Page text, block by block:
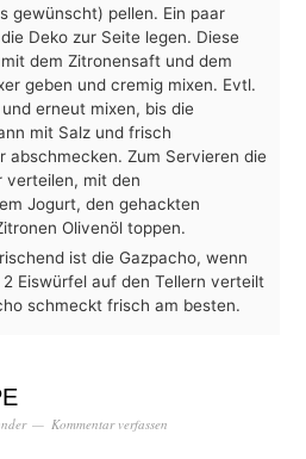
gewünscht) pellen. Ein paar
Deko zur Seite legen. Diese
dem Zitronensaft und dem
geben und cremig mixen. Evtl.
erneut mixen, bis die
mit Salz und frisch
abschmecken. Zum Servieren die
verteilen, mit den
Jogurt, den gehackten
Olivenöl toppen.
ist die Gazpacho, wenn
Eiswürfel auf den Tellern verteilt
schmeckt frisch am besten.
Kommentar verfassen